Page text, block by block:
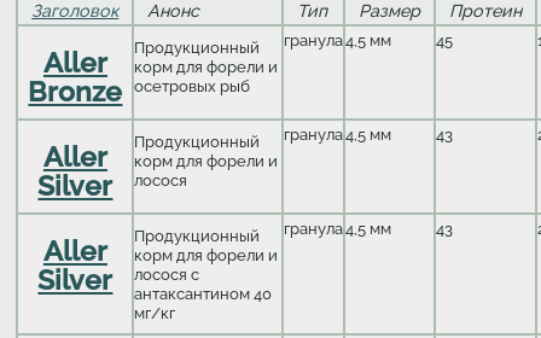
Заголовок Анонс Тип Размер Протеин
Aller
Bronze
Продукционный
корм для форели и
осетровых рыб
гранула4,5 мм 45
Aller
Silver
Продукционный
корм для форели и
лосося
гранула4,5 мм 43
Aller
Silver
Продукционный
корм для форели и
лосося с
антаксантином 40
мг/кг
гранула4,5 мм 43